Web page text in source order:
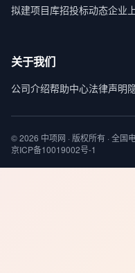
拟建项目库招投标动态企业
关于我们
公司介绍帮助中心法律声明
© 2026 中项网 · 版权所有 · 全国
京ICP备10019002号-1